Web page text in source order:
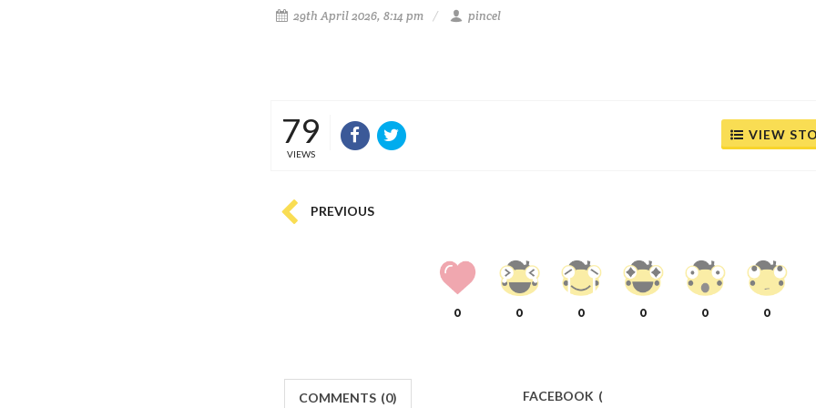
29th April 2026, 8:14 pm pincel
79
VIEWS
VIEW
PREVIOUS
0 0 0 0 0 0
COMMENTS (0) FACEBOOK (